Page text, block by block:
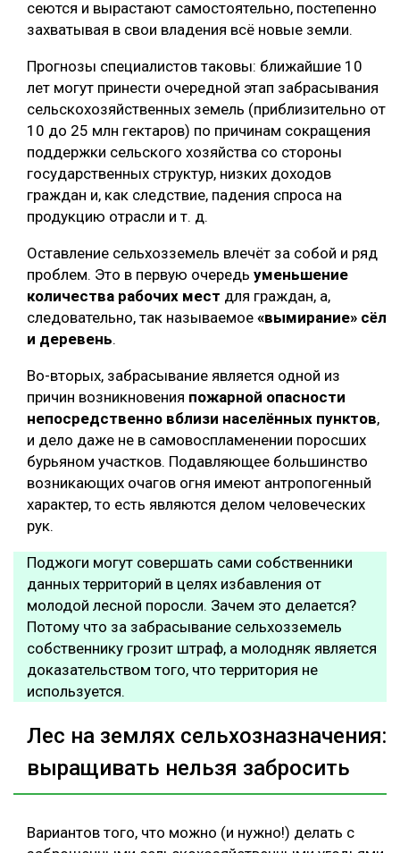
сеются и вырастают самостоятельно, постепенно
захватывая в свои владения всё новые земли.
Прогнозы специалистов таковы: ближайшие 10
лет могут принести очередной этап забрасывания
сельскохозяйственных земель (приблизительно от
10 до 25 млн гектаров) по причинам сокращения
поддержки сельского хозяйства со стороны
государственных структур, низких доходов
граждан и, как следствие, падения спроса на
продукцию отрасли и т. д.
Оставление сельхозземель влечёт за собой и ряд
проблем. Это в первую очередь уменьшение
количества рабочих мест для граждан, а,
следовательно, так называемое «вымирание» сёл
и деревень.
Во-вторых, забрасывание является одной из
причин возникновения пожарной опасности
непосредственно вблизи населённых пунктов,
и дело даже не в самовоспламенении поросших
бурьяном участков. Подавляющее большинство
возникающих очагов огня имеют антропогенный
характер, то есть являются делом человеческих
рук.
Поджоги могут совершать сами собственники
данных территорий в целях избавления от
молодой лесной поросли. Зачем это делается?
Потому что за забрасывание сельхозземель
собственнику грозит штраф, а молодняк является
доказательством того, что территория не
используется.
Лес на землях сельхозназначения:
выращивать нельзя забросить
Вариантов того, что можно (и нужно!) делать с